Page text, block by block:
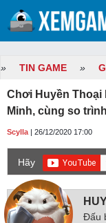
» TIN GAME »
Chơi Huyền
Minh, cùng so
Scylla | 26/12/2020 17:00
Hãy
game mới hơn nhé!
Đấu